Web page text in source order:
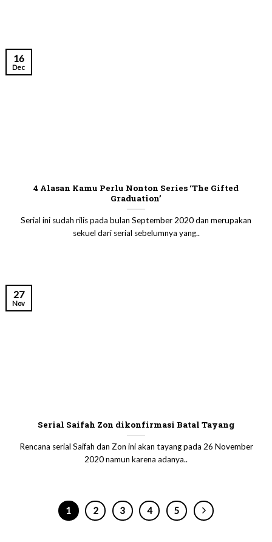
4 Alasan Kamu Perlu Nonton Series ‘The Gifted
Graduation’
Serial ini sudah rilis pada bulan September 2020 dan merupakan
sekuel dari serial sebelumnya yang..
16
Dec
Serial Saifah Zon dikonfirmasi Batal Tayang
Rencana serial Saifah dan Zon ini akan tayang pada 26 November
2020 namun karena adanya..
27
Nov
1 2 3 4 5